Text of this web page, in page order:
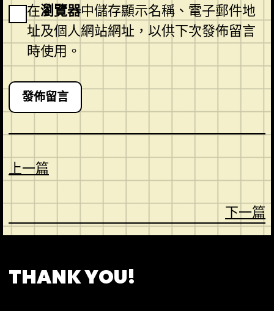
在瀏覽器中儲存顯示名稱、電子郵件地
址及個人網站網址，以供下次發佈留言
時使用。
上一篇
下一篇
THANK YOU!